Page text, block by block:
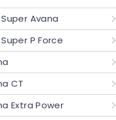
Avana
P Force
CT
Extra Power